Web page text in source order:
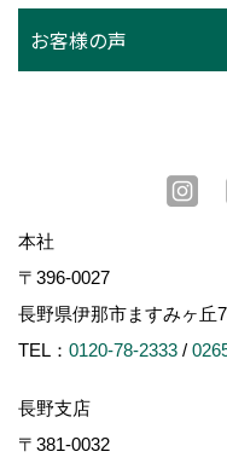
お客様の声
本社
〒396-0027
長野県伊那市ますみヶ丘
TEL： 0120-78-2333 /
長野支店
〒381-0032